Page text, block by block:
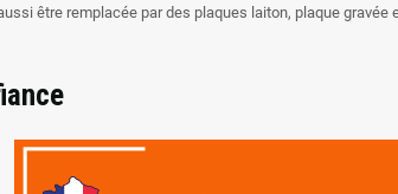
être remplacée par des plaques laiton, plaque gravée